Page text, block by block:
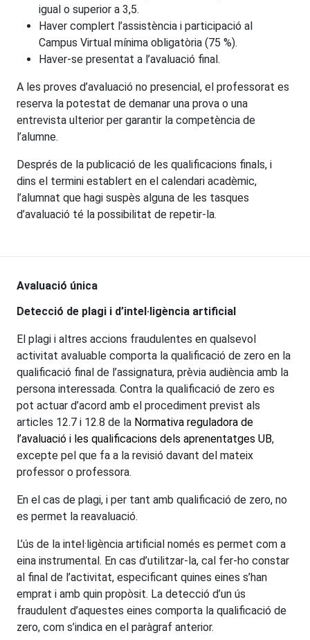
igual o superior a 3,5.
Haver complert l’assistència i participació al
Campus Virtual mínima obligatòria (75 %).
Haver-se presentat a l’avaluació final.
A les proves d’avaluació no presencial, el professorat es
reserva la potestat de demanar una prova o una
entrevista ulterior per garantir la competència de
l’alumne.
Després de la publicació de les qualificacions finals, i
dins el termini establert en el calendari acadèmic,
l’alumnat que hagi suspès alguna de les tasques
d’avaluació té la possibilitat de repetir-la.
Avaluació única
Detecció de plagi i d’intel·ligència artificial
El plagi i altres accions fraudulentes en qualsevol
activitat avaluable comporta la qualificació de zero en la
qualificació final de l’assignatura, prèvia audiència amb la
persona interessada. Contra la qualificació de zero es
pot actuar d’acord amb el procediment previst als
articles 12.7 i 12.8 de la Normativa reguladora de
l’avaluació i les qualificacions dels aprenentatges UB,
excepte pel que fa a la revisió davant del mateix
professor o professora.
En el cas de plagi, i per tant amb qualificació de zero, no
es permet la reavaluació.
L’ús de la intel·ligència artificial només es permet com a
eina instrumental. En cas d’utilitzar-la, cal fer-ho constar
al final de l’activitat, especificant quines eines s’han
emprat i amb quin propòsit. La detecció d’un ús
fraudulent d’aquestes eines comporta la qualificació de
zero, com s’indica en el paràgraf anterior.